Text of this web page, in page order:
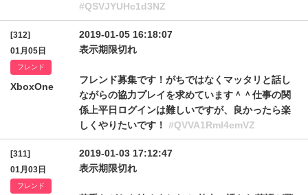
#QSVJYUHc1d3NZ
[312]
01月05日
フレンド
XboxOne
2019-01-05 16:18:07
表示期限切れ
フレンド募集です！がちではなくマッタリと話し
ながらの協力プレイを求めています＾＾仕事の関
係上平日ログインは難しいですが、良かったら楽
しくやりたいです！ #QVVA1Rml4emVZ
[311]
01月03日
フレンド
2019-01-03 17:12:47
表示期限切れ